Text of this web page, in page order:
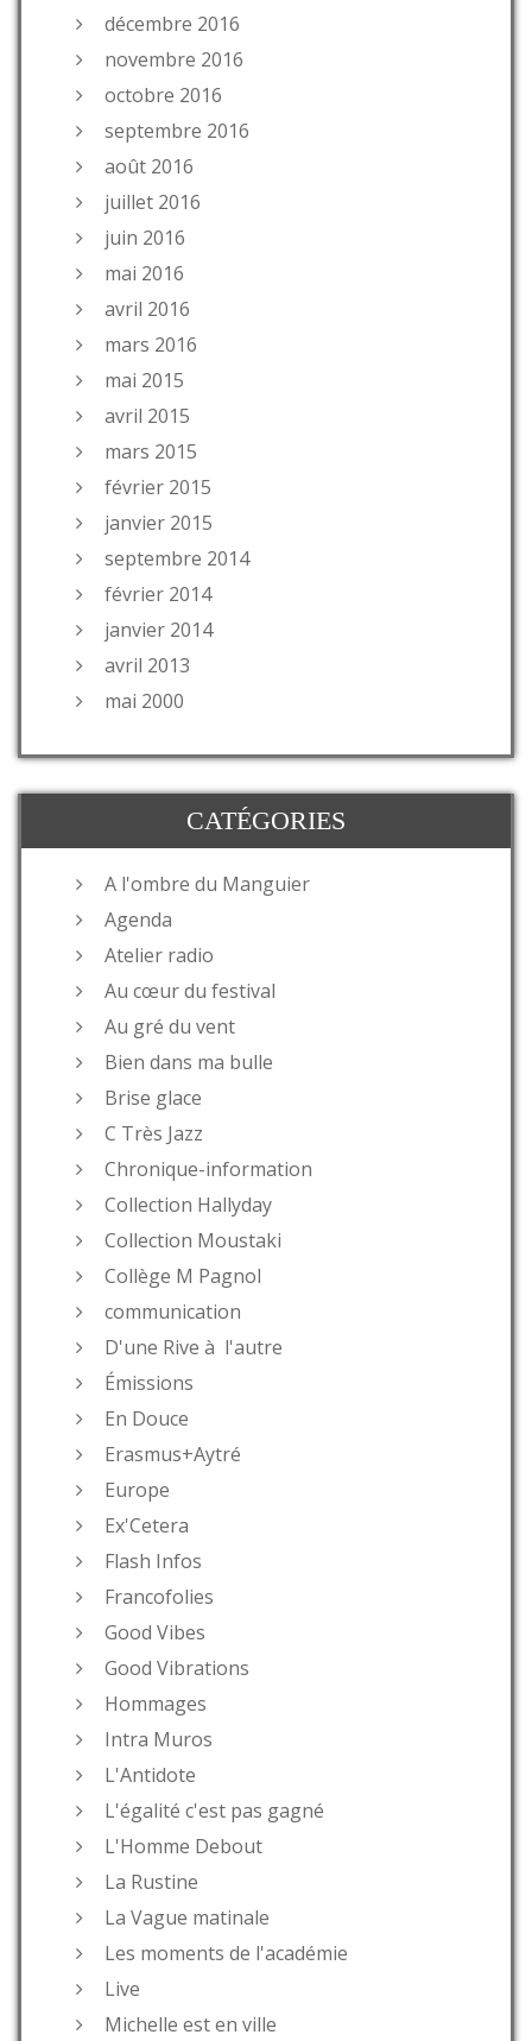
décembre 2016
novembre 2016
octobre 2016
septembre 2016
août 2016
juillet 2016
juin 2016
mai 2016
avril 2016
mars 2016
mai 2015
avril 2015
mars 2015
février 2015
janvier 2015
septembre 2014
février 2014
janvier 2014
avril 2013
mai 2000
CATÉGORIES
A l'ombre du Manguier
Agenda
Atelier radio
Au cœur du festival
Au gré du vent
Bien dans ma bulle
Brise glace
C Très Jazz
Chronique-information
Collection Hallyday
Collection Moustaki
Collège M Pagnol
communication
D'une Rive à l'autre
Émissions
En Douce
Erasmus+Aytré
Europe
Ex'Cetera
Flash Infos
Francofolies
Good Vibes
Good Vibrations
Hommages
Intra Muros
L'Antidote
L'égalité c'est pas gagné
L'Homme Debout
La Rustine
La Vague matinale
Les moments de l'académie
Live
Michelle est en ville